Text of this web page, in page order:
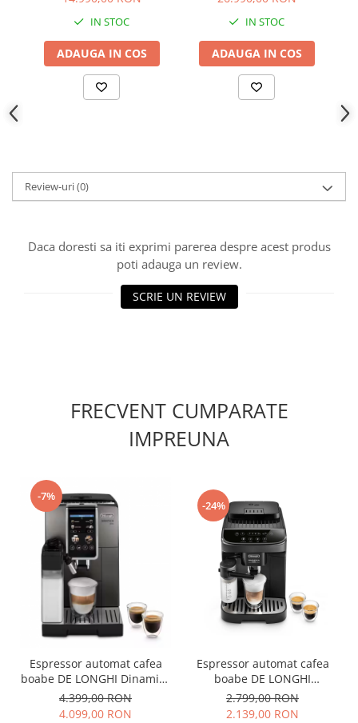
IN STOC
ADAUGA IN COS
IN STOC
ADAUGA IN COS
Review-uri(0)
Daca doresti sa iti exprimi parerea despre acest produs
poti adauga un review.
SCRIE UN REVIEW
FRECVENT CUMPARATE
IMPREUNA
-7%
Espressor automat cafea
boabe DE LONGHI Dinamica
Plus ECAM.380.95.TB
4.399,00 RON
4.099,00 RON
-24%
Espressor automat cafea
boabe DE LONGHI
Magnifica Evo
ECAM290.51.B
2.799,00 RON
2.139,00 RON